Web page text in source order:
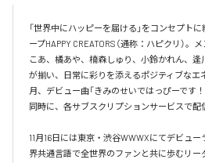
「世界中にハッピーを届ける」をコンセプト
ープHAPPY CREATORS（通称：ハピクリ）
こあ、橘あや、楠森しゅり、小鈴かれん、
が揃い、日常に彩りを添えるポジティブなエ
月、デビュー曲「きみのせいではっぴーです
同時に、各サブスクリプションサービスで配
11月16日には東京・渋谷WWWXにてデビュ
界共通言語で全世界のファンと共に歩むリ